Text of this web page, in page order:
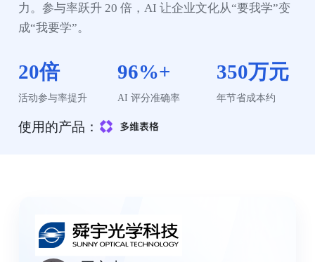
力。参与率跃升 20 倍，AI 让企业文化从“要我学”变
成“我要学”。
20倍
活动参与率提升
96%+
AI 评分准确率
350万元
年节省成本约
使用的产品：